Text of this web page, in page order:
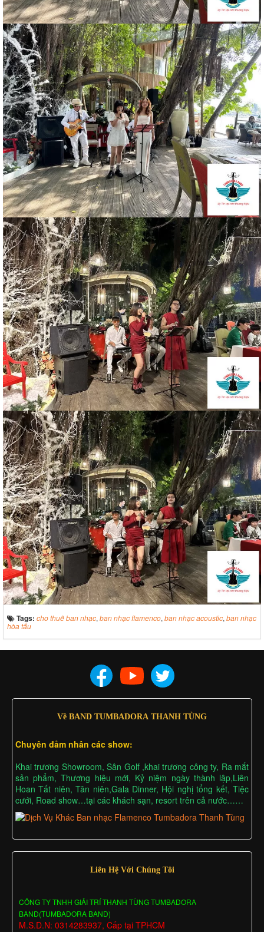
Tags: cho thuê ban nhạc, ban nhạc flamenco, ban nhạc acoustic, ban nhạc
hòa tấu
Về BAND TUMBADORA THANH TÙNG
Chuyên đảm nhân các show:
Khai trương Showroom, Sân Golf ,khai trương công ty, Ra mắt
sản phẩm, Thương hiệu mới, Kỷ niệm ngày thành lập,Liên
Hoan Tất niên, Tân niên,Gala Dinner, Hội nghị tổng kết, Tiệc
cưới, Road show…tại các khách sạn, resort trên cả nước……
Liên Hệ Với Chúng Tôi
CÔNG TY TNHH GIẢI TRÍ THANH TÙNG TUMBADORA
BAND(TUMBADORA BAND)
M.S.D.N: 0314283937, Cấp tại TPHCM